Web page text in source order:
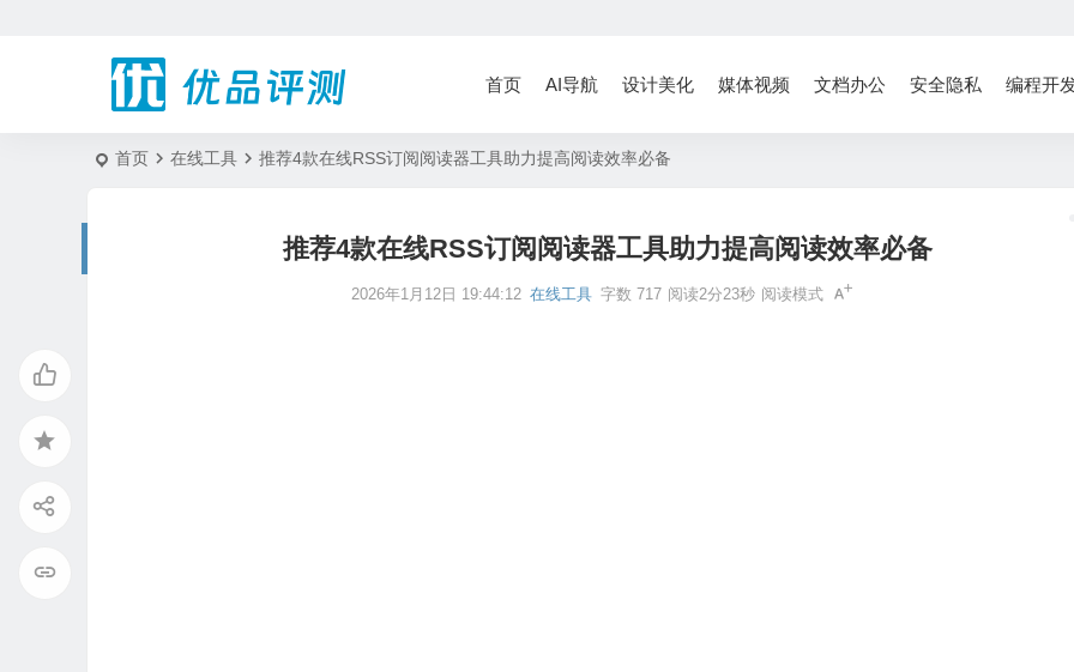
首页 AI导航 设计美化 媒体视频 文档办公 安全隐私 编程开
首页 在线工具 推荐4款在线RSS订阅阅读器工具助力提高阅读效率必备
推荐4款在线RSS订阅阅读器工具助力提高阅读效率必备
2026年1月12日 19:44:12 在线工具 字数 717 阅读2分23秒 阅读模式